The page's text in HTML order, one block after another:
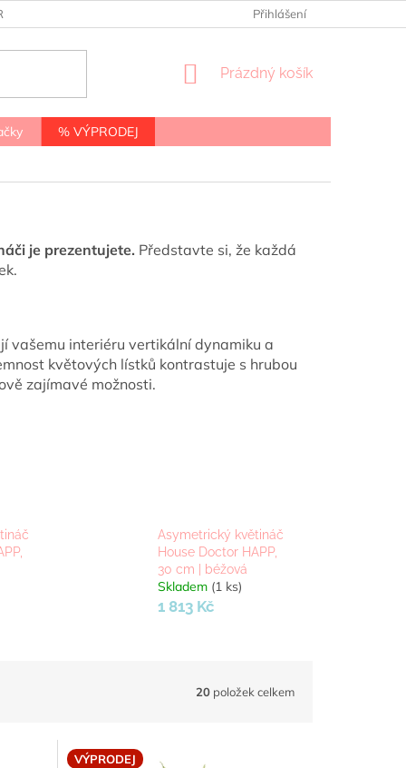
OSOBNÍCH ÚDAJŮ Přihlášení
NÁKUPNÍ
Prázdný košík
% VÝPRODEJ
je prezentujete. Představte si, že každá
vašemu interiéru vertikální dynamiku a
květových lístků kontrastuje s hrubou
zajímavé možnosti.
Asymetrický květináč
House Doctor HAPP,
30 cm | béžová
Skladem (1 ks)
1 813 Kč
20 položek celkem
VÝPRODEJ